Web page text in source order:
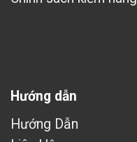
Hướng dẫn
Hướng Dẫn